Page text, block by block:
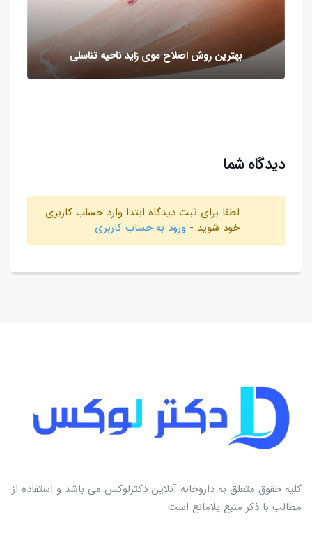
بهترین روش اصلاح موی زاید ناحیه تناسلی
دیدگاه شما
لطفا برای ثبت دیدگاه ابتدا وارد حساب کاربری
خود شوید - ورود به حساب کاربری
کلیه حقوق متعلق به داروخانه آنلاین دکترلوکس می باشد و استفاده از
مطالب با ذکر منبع بلامانع است